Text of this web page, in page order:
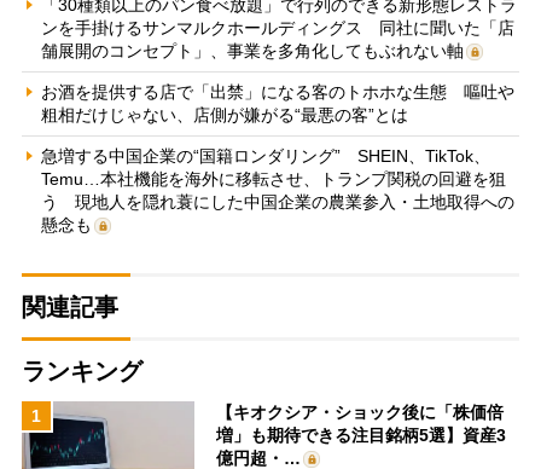
「30種類以上のパン食べ放題」で行列のできる新形態レストラ
ンを手掛けるサンマルクホールディングス 同社に聞いた「店
舗展開のコンセプト」、事業を多角化してもぶれない軸
お酒を提供する店で「出禁」になる客のトホホな生態 嘔吐や
粗相だけじゃない、店側が嫌がる“最悪の客”とは
急増する中国企業の“国籍ロンダリング” SHEIN、TikTok、
Temu…本社機能を海外に移転させ、トランプ関税の回避を狙
う 現地人を隠れ蓑にした中国企業の農業参入・土地取得への
懸念も
関連記事
ランキング
1
【キオクシア・ショック後に「株価倍
増」も期待できる注目銘柄5選】資産3
億円超・…